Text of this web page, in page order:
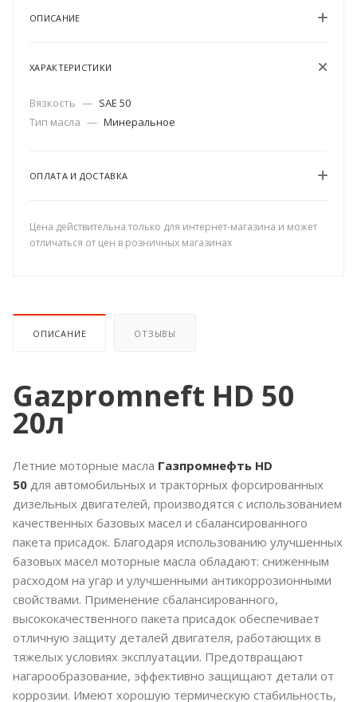
ОПИСАНИЕ
ХАРАКТЕРИСТИКИ
Вязкость — SAE 50
Тип масла — Минеральное
ОПЛАТА И ДОСТАВКА
Цена действительна только для интернет-магазина и может
отличаться от цен в розничных магазинах
ОПИСАНИЕ ОТЗЫВЫ
Gazpromneft HD 50
20л
Летние моторные масла Газпромнефть HD
50 для автомобильных и тракторных форсированных
дизельных двигателей, производятся с использованием
качественных базовых масел и сбалансированного
пакета присадок. Благодаря использованию улучшенных
базовых масел моторные масла обладают: сниженным
расходом на угар и улучшенными антикоррозионными
свойствами. Применение сбалансированного,
высококачественного пакета присадок обеспечивает
отличную защиту деталей двигателя, работающих в
тяжелых условиях эксплуатации. Предотвращают
нагарообразование, эффективно защищают детали от
коррозии. Имеют хорошую термическую стабильность,